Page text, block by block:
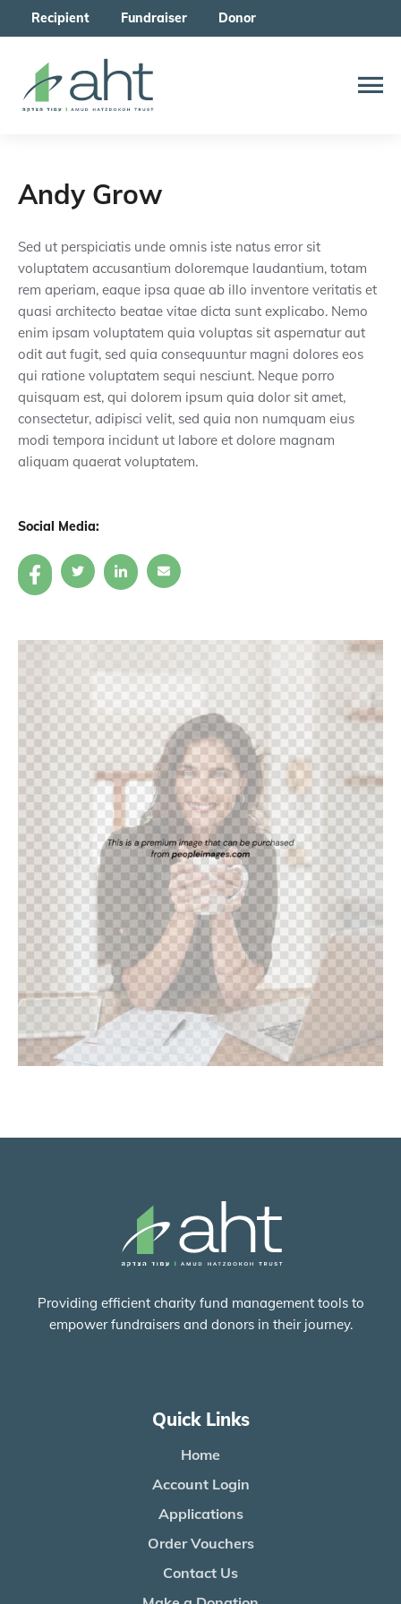
Recipient Fundraiser Donor
Andy Grow
Sed ut perspiciatis unde omnis iste natus error sit
voluptatem accusantium doloremque laudantium, totam
rem aperiam, eaque ipsa quae ab illo inventore veritatis et
quasi architecto beatae vitae dicta sunt explicabo. Nemo
enim ipsam voluptatem quia voluptas sit aspernatur aut
odit aut fugit, sed quia consequuntur magni dolores eos
qui ratione voluptatem sequi nesciunt. Neque porro
quisquam est, qui dolorem ipsum quia dolor sit amet,
consectetur, adipisci velit, sed quia non numquam eius
modi tempora incidunt ut labore et dolore magnam
aliquam quaerat voluptatem.
Social Media:
Providing efficient charity fund management tools to
empower fundraisers and donors in their journey.
Quick Links
Home
Account Login
Applications
Order Vouchers
Contact Us